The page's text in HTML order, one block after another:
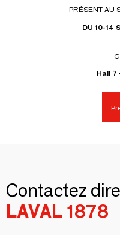
PRÉSENT AU
DU 10-14
Hall 7
Contactez
LAVAL 1878